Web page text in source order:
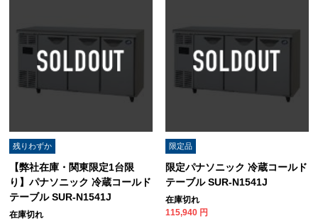
残りわずか
【弊社在庫・関東限定1台限
り】パナソニック 冷蔵コールド
テーブル SUR-N1541J
在庫切れ
限定品
限定パナソニック 冷蔵コールド
テーブル SUR-N1541J
在庫切れ
115,940 円